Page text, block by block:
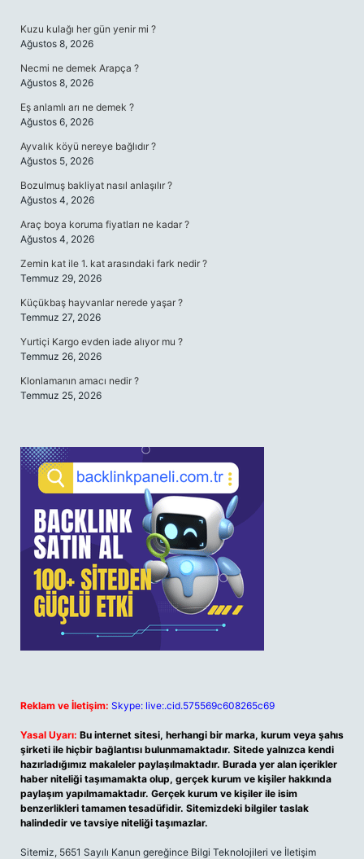
Kuzu kulağı her gün yenir mi ?
Ağustos 8, 2026
Necmi ne demek Arapça ?
Ağustos 8, 2026
Eş anlamlı arı ne demek ?
Ağustos 6, 2026
Ayvalık köyü nereye bağlıdır ?
Ağustos 5, 2026
Bozulmuş bakliyat nasıl anlaşılır ?
Ağustos 4, 2026
Araç boya koruma fiyatları ne kadar ?
Ağustos 4, 2026
Zemin kat ile 1. kat arasındaki fark nedir ?
Temmuz 29, 2026
Küçükbaş hayvanlar nerede yaşar ?
Temmuz 27, 2026
Yurtiçi Kargo evden iade alıyor mu ?
Temmuz 26, 2026
Klonlamanın amacı nedir ?
Temmuz 25, 2026
Reklam ve İletişim: Skype: live:.cid.575569c608265c69
Yasal Uyarı: Bu internet sitesi, herhangi bir marka, kurum veya şahıs
şirketi ile hiçbir bağlantısı bulunmamaktadır. Sitede yalnızca kendi
hazırladığımız makaleler paylaşılmaktadır. Burada yer alan içerikler
haber niteliği taşımamakta olup, gerçek kurum ve kişiler hakkında
paylaşım yapılmamaktadır. Gerçek kurum ve kişiler ile isim
benzerlikleri tamamen tesadüfidir. Sitemizdeki bilgiler taslak
halindedir ve tavsiye niteliği taşımazlar.
Sitemiz, 5651 Sayılı Kanun gereğince Bilgi Teknolojileri ve İletişim